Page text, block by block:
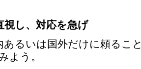
し、対応を急げ
あるいは国外だけに頼るこ
よう。